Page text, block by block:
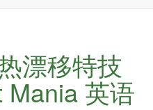
漂移特技
Mania 英语